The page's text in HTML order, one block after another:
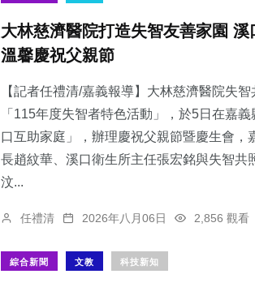
大林慈濟醫院打造失智友善家園 溪
溫馨慶祝父親節
【記者任禮清/嘉義報導】大林慈濟醫院失
「115年度失智者特色活動」，於5日在嘉
口互助家庭」，辦理慶祝父親節暨慶生會，
長趙紋華、溪口衛生所主任張宏銘與失智共
汶...
任禮清 2026年八月06日 2,856 觀看
綜合新聞 文教 科技新知